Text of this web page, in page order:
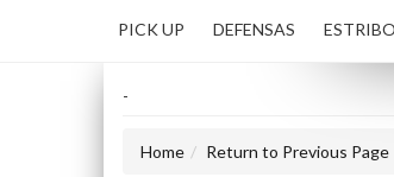
PICK UP DEFENSAS
-
Home Return to Previous Page